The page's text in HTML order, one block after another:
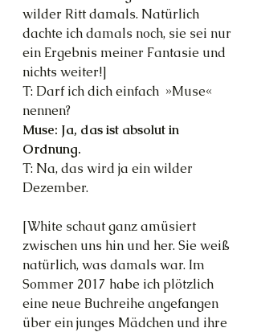
wilder Ritt damals. Natürlich
dachte ich damals noch, sie sei nur
ein Ergebnis meiner Fantasie und
nichts weiter!]
T: Darf ich dich einfach  »Muse«
nennen?
Muse: Ja, das ist absolut in
Ordnung.
T: Na, das wird ja ein wilder
Dezember.
[White schaut ganz amüsiert
zwischen uns hin und her. Sie weiß
natürlich, was damals war. Im
Sommer 2017 habe ich plötzlich
eine neue Buchreihe angefangen
über ein junges Mädchen und ihre